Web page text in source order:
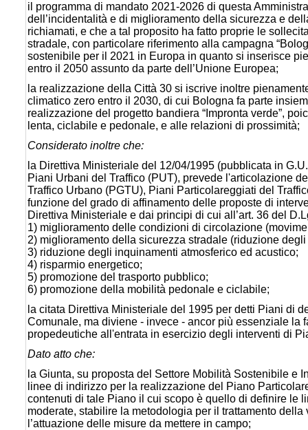
il programma di mandato 2021-2026 di questa
dell’incidentalità e di miglioramento della sicurezza e
richiamati, e che a tal proposito ha fatto proprie le
stradale, con particolare riferimento alla campagna
sostenibile per il 2021 in Europa in quanto si inserisce
entro il 2050 assunto da parte dell’Unione Europea;
la realizzazione della Città 30 si iscrive inoltre
climatico zero entro il 2030, di cui Bologna fa parte
realizzazione del progetto bandiera “Impronta verde”,
lenta, ciclabile e pedonale, e alle relazioni di prossimità;
Considerato inoltre che:
la Direttiva Ministeriale del 12/04/1995 (pubblicata in
Piani Urbani del Traffico (PUT), prevede l'articolazione
Traffico Urbano (PGTU), Piani Particolareggiati del
funzione del grado di affinamento delle proposte di
Direttiva Ministeriale e dai principi di cui all’art. 36 del
1) miglioramento delle condizioni di circolazione
2) miglioramento della sicurezza stradale (riduzione
3) riduzione degli inquinamenti atmosferico ed acustico;
4) risparmio energetico;
5) promozione del trasporto pubblico;
6) promozione della mobilità pedonale e ciclabile;
la citata Direttiva Ministeriale del 1995 per detti Piani di
Comunale, ma diviene - invece - ancor più essenziale
propedeutiche all'entrata in esercizio degli interventi di
Dato atto che:
la Giunta, su proposta del Settore Mobilità Sostenibile e
linee di indirizzo per la realizzazione del Piano
contenuti di tale Piano il cui scopo è quello di definire le
moderate, stabilire la metodologia per il trattamento
l’attuazione delle misure da mettere in campo;